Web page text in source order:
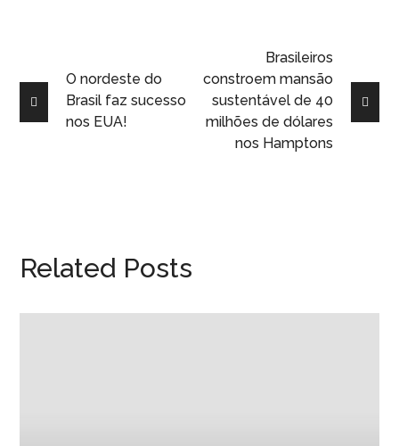
O nordeste do
Brasil faz sucesso
nos EUA!
Brasileiros
constroem mansão
sustentável de 40
milhões de dólares
nos Hamptons
Related Posts